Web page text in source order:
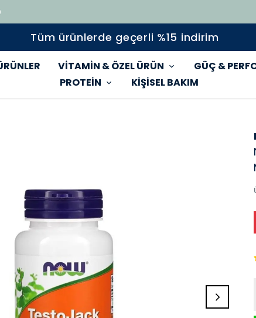
Tüm ürünlerde geçerli %15 indirim
VİTAMİN & ÖZEL ÜRÜN
GÜÇ &
PROTEİN
KİŞİSEL BAKIM